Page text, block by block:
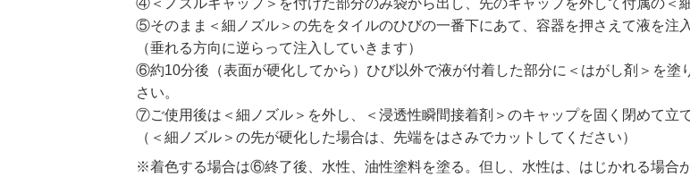
⑤そのまま＜細ノズル＞の先をタイルのひびの一番下にあて、容器を押さえて液を注
（垂れる方向に逆らって注入していきます）
⑥約10分後（表面が硬化してから）ひび以外で液が付着した部分に＜はがし剤＞を
さい。
⑦ご使用後は＜細ノズル＞を外し、＜浸透性瞬間接着剤＞のキャップを固く閉めて立
（＜細ノズル＞の先が硬化した場合は、先端をはさみでカットしてください）
※着色する場合は⑥終了後、水性、油性塗料を塗る。但し、水性は、はじかれる場合が